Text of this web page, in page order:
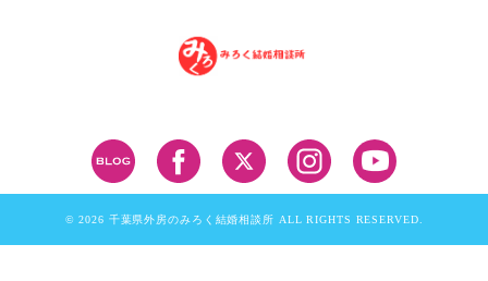
© 2026 千葉県外房のみろく結婚相談所 ALL RIGHTS RESERVED.